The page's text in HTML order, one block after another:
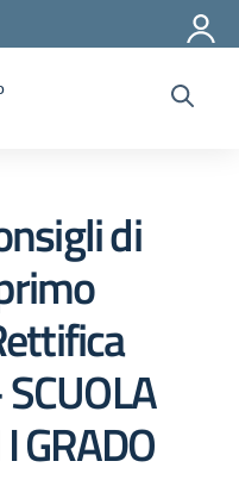
di
GRADO